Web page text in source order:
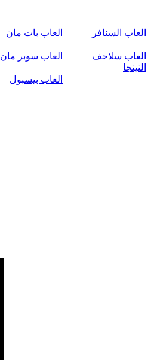
العاب السنافر
العاب بات مان
العاب سلاحف
النينجا
العاب سوبر مان
العاب بيسبول